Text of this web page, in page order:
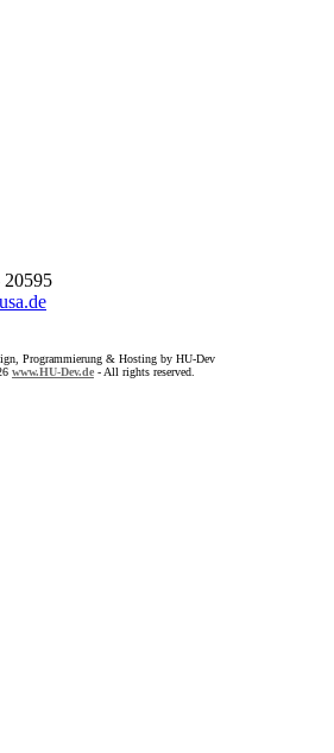
20595
Programmierung & Hosting by HU-Dev
www.HU-Dev.de - All rights reserved.